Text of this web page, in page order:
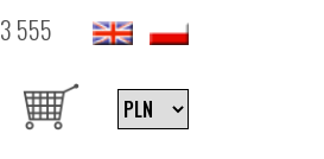
555